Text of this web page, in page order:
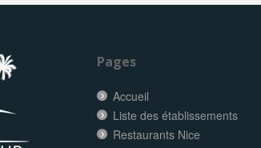
Pages
Accueil
Liste des établissements
Restaurants Nice